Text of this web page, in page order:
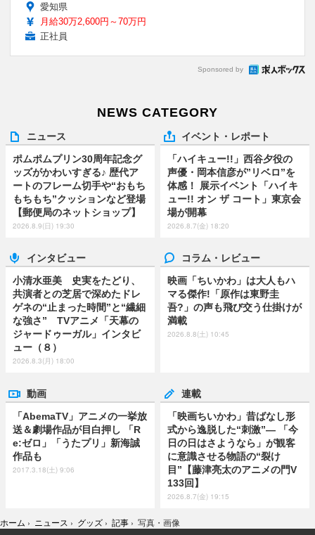
愛知県
月給30万2,600円～70万円
正社員
Sponsored by
NEWS CATEGORY
ニュース
ポムポムプリン30周年記念グ
ッズがかわいすぎる♪ 歴代ア
ートのフレーム切手や“おもち
もちもち”クッションなど登場
【郵便局のネットショップ】
2026.8.9(日) 19:30
イベント・レポート
「ハイキュー!!」西谷夕役の
声優・岡本信彦が”リベロ”を
体感！ 展示イベント「ハイキ
ュー!! オン ザ コート」東京会
場が開幕
2026.8.7(金) 18:20
インタビュー
小清水亜美 史実をたどり、
共演者との芝居で深めたドレ
ゲネの“止まった時間”と“繊細
な強さ” TVアニメ「天幕の
ジャードゥーガル」インタビ
ュー（８）
2026.8.3(月) 18:00
コラム・レビュー
映画「ちいかわ」は大人もハ
マる傑作!「原作は東野圭
吾?」の声も飛び交う仕掛けが
満載
2026.8.8(土) 10:45
動画
「AbemaTV」アニメの一挙放
送＆劇場作品が目白押し 「R
e:ゼロ」「うたプリ」新海誠
作品も
2017.3.18(土) 9:06
連載
「映画ちいかわ」昔ばなし形
式から逸脱した“刺激”― 「今
日の日はさようなら」が観客
に意識させる物語の“裂け
目”【藤津亮太のアニメの門V
133回】
2026.8.7(金) 19:15
ホーム › ニュース › グッズ › 記事 › 写真・画像